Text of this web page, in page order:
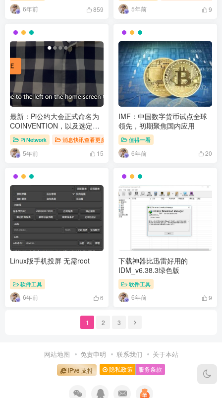
6年前 859 5年前 9
最新：Pi公约大会正式命名为
COINVENTION，以及选定的
候选人运行Pi区块链和阐述Pi
节点的意义
Pi Network 消息快讯查看更多 》》
5年前 15
IMF：中国数字货币试点全球
领先，初期聚焦国内应用
值得一看
6年前 20
Linux版手机投屏 无需root
软件工具
6年前 6
下载神器比迅雷好用的
IDM_v6.38.3绿色版
软件工具
6年前 9
1 2 3
网站地图 免责申明 联系我们 关于本站
IPv6 支持 隐私政策 服务条款